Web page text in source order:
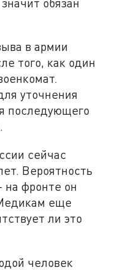
в армии
того, как один
уточнения
последующего
сейчас
Вероятность
на фронте он
еще
ли это
человек